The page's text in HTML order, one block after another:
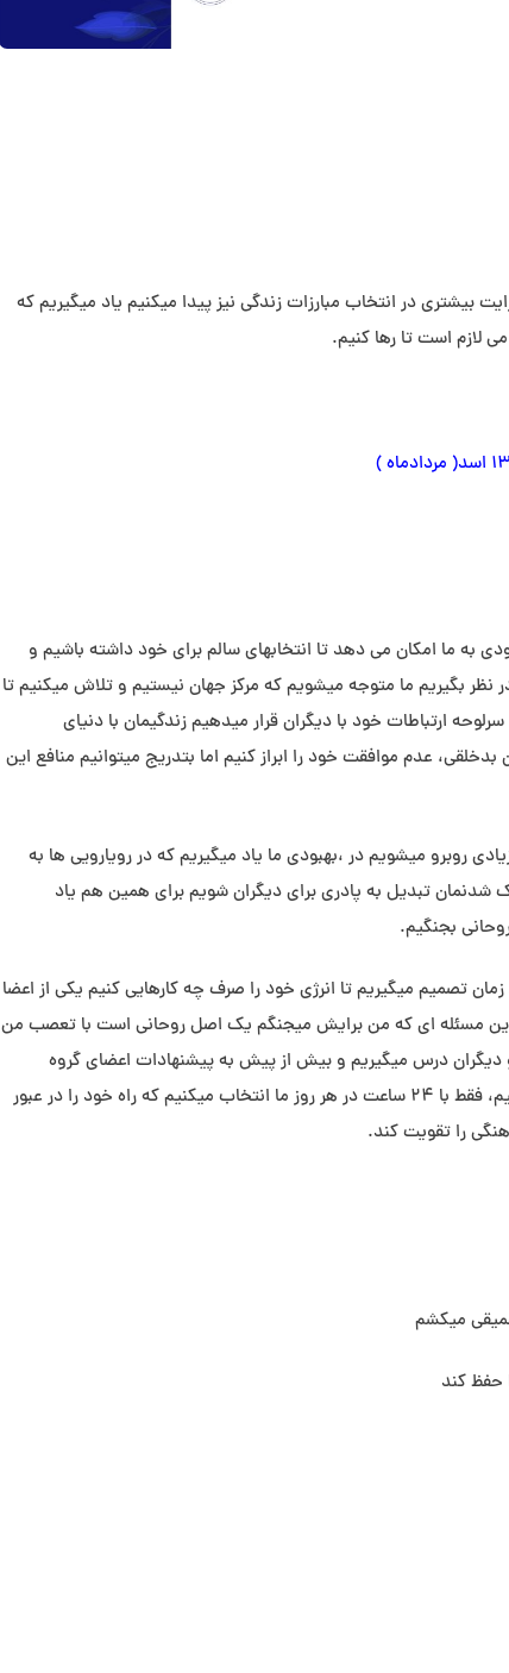
بیشتری در انتخاب مبارزات زندگی نیز پیدا میکنیم یاد میگیریم که
لازم است تا رها کنیم.
به ما امکان می دهد تا انتخابهای سالم برای خود داشته باشیم و
نظر بگیریم ما متوجه میشویم که مرکز جهان نیستیم و تلاش میکنیم تا
ارتباطات خود با دیگران قرار میدهیم زندگیمان با دنیای
عدم موافقت خود را ابراز کنیم اما بتدریج میتوانیم منافع این
روبرو میشویم در ،بهبودی ما یاد میگیریم که در رویارویی ها به
تبدیل به پادری برای دیگران شویم برای همین هم یاد
بجنگیم.
تصمیم میگیریم تا انرژی خود را صرف چه کارهایی کنیم یکی از اعضا
این مسئله ای که من برایش میجنگم یک اصل روحانی است با تعصب من
دیگران درس میگیریم و بیش از پیش به پیشنهادات اعضای گروه
حمایتی خود توجه میکنیم ما با رشد ،خود ارزش زمان را درک میکنیم، فقط با 24 ساعت در هر روز ما انتخاب میکنیم که راه خود را در عبور
را تقویت کند.
میکشم
حفظ کند